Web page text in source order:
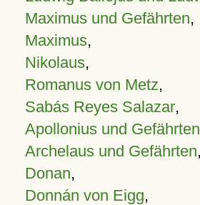
Maximus und Gefährten,
Maximus,
Nikolaus,
Romanus von Metz,
Sabás Reyes Salazar,
Apollonius und Gefährten
Archelaus und Gefährten,
Donan,
Donnán von Eigg,